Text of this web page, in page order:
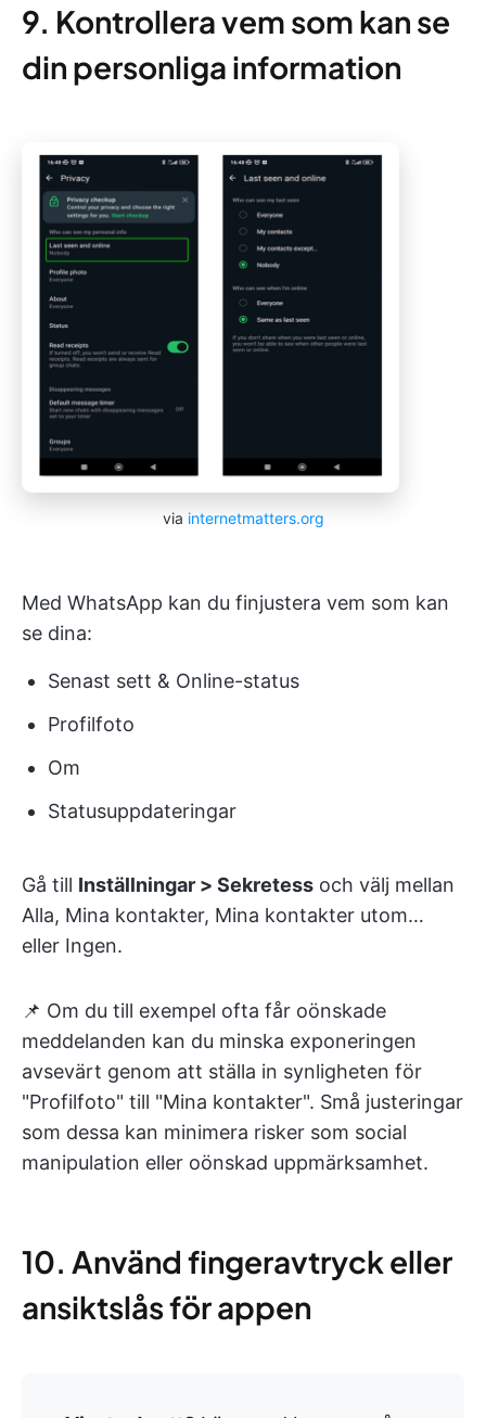
9. Kontrollera vem som kan se
din personliga information
via internetmatters.org
Med WhatsApp kan du finjustera vem som kan
se dina:
Senast sett & Online-status
Profilfoto
Om
Statusuppdateringar
Gå till Inställningar > Sekretess och välj mellan
Alla, Mina kontakter, Mina kontakter utom…
eller Ingen.
📌 Om du till exempel ofta får oönskade
meddelanden kan du minska exponeringen
avsevärt genom att ställa in synligheten för
"Profilfoto" till "Mina kontakter". Små justeringar
som dessa kan minimera risker som social
manipulation eller oönskad uppmärksamhet.
10. Använd fingeravtryck eller
ansiktslås för appen